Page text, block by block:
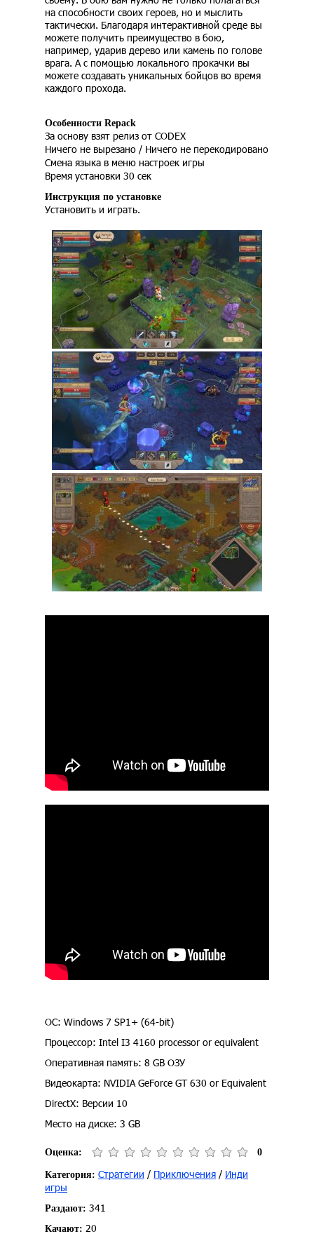
на способности своих героев, но и мыслить
тактически. Благодаря интерактивной среде вы
можете получить преимущество в бою,
например, ударив дерево или камень по голове
врага. А с помощью локального прокачки вы
можете создавать уникальных бойцов во время
каждого прохода.
Особенности Repack
За основу взят релиз от CODEX
Ничего не вырезано / Ничего не перекодировано
Смена языка в меню настроек игры
Время установки 30 сек
Инструкция по установке
Установить и играть.
ОС: Windows 7 SP1+ (64-bit)
Процессор: Intel I3 4160 processor or equivalent
Оперативная память: 8 GB ОЗУ
Видеокарта: NVIDIA GeForce GT 630 or Equivalent
DirectX: Версии 10
Место на диске: 3 GB
Оценка: 0
Категория: Стратегии / Приключения / Инди
игры
Раздают: 341
Качают: 20